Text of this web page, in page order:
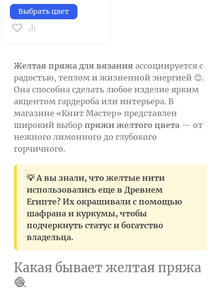
Выбрать цвет
Желтая пряжа для вязания ассоциируется с
радостью, теплом и жизненной энергией 😊.
Она способна сделать любое изделие ярким
акцентом гардероба или интерьера. В
магазине «Книт Мастер» представлен
широкий выбор пряжи желтого цвета — от
нежного лимонного до глубокого
горчичного.
💡 А вы знали, что желтые нити
использовались еще в Древнем
Египте? Их окрашивали с помощью
шафрана и куркумы, чтобы
подчеркнуть статус и богатство
владельца.
Какая бывает желтая пряжа
🧶